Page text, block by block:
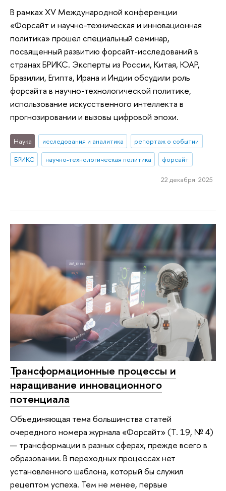
В рамках XV Международной конференции
«Форсайт и научно-техническая и инновационная
политика» прошел специальный семинар,
посвященный развитию форсайт-исследований в
странах БРИКС. Эксперты из России, Китая, ЮАР,
Бразилии, Египта, Ирана и Индии обсудили роль
форсайта в научно-технологической политике,
использование искусственного интеллекта в
прогнозировании и вызовы цифровой эпохи.
Наука исследования и аналитика
репортаж о событии
БРИКС
научно-технологическая политика форсайт
22 декабря 2025
Трансформационные процессы и
наращивание инновационного
потенциала
Объединяющая тема большинства статей
очередного номера журнала «Форсайт» (Т. 19, № 4)
— трансформации в разных сферах, прежде всего в
образовании. В переходных процессах нет
установленного шаблона, который бы служил
рецептом успеха. Тем не менее, первые